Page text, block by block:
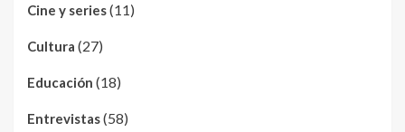
Cine y series(11)
Cultura (27)
Educación (18)
Entrevistas(58)